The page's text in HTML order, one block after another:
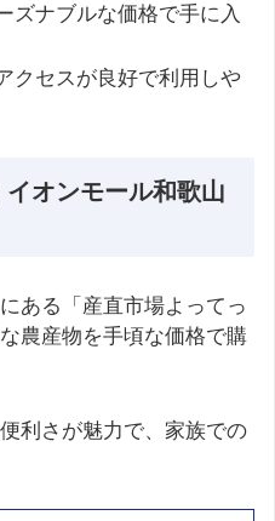
ズナブルな価格で手に入
クセスが良好で利用しや
オンモール和歌山
ある「産直市場よってっ
農産物を手頃な価格で購
利さが魅力で、家族での